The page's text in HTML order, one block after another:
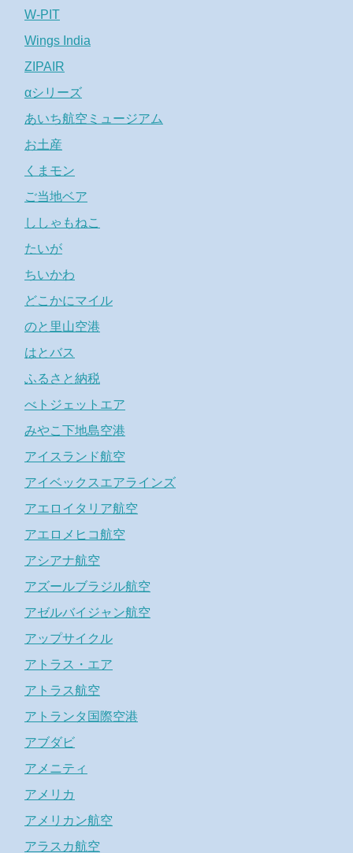
W-PIT
Wings India
ZIPAIR
αシリーズ
あいち航空ミュージアム
お土産
くまモン
ご当地ベア
ししゃもねこ
たいが
ちいかわ
どこかにマイル
のと里山空港
はとバス
ふるさと納税
べトジェットエア
みやこ下地島空港
アイスランド航空
アイベックスエアラインズ
アエロイタリア航空
アエロメヒコ航空
アシアナ航空
アズールブラジル航空
アゼルバイジャン航空
アップサイクル
アトラス・エア
アトラス航空
アトランタ国際空港
アブダビ
アメニティ
アメリカ
アメリカン航空
アラスカ航空